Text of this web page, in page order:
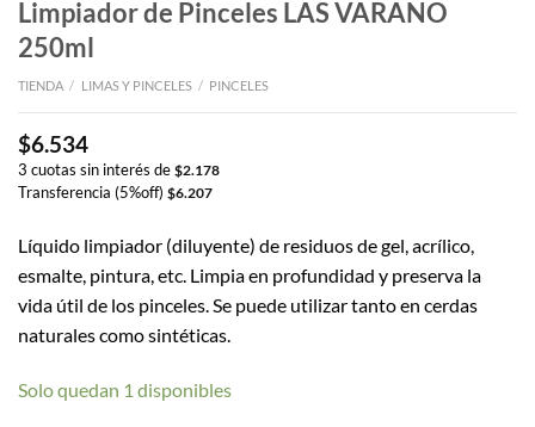
Limpiador de Pinceles LAS VARANO
250ml
TIENDA / LIMAS Y PINCELES / PINCELES
$6.534
3 cuotas sin interés de $2.178
Transferencia (5%off) $6.207
Líquido limpiador (diluyente) de residuos de gel, acrílico,
esmalte, pintura, etc. Limpia en profundidad y preserva la
vida útil de los pinceles. Se puede utilizar tanto en cerdas
naturales como sintéticas.
Solo quedan 1 disponibles